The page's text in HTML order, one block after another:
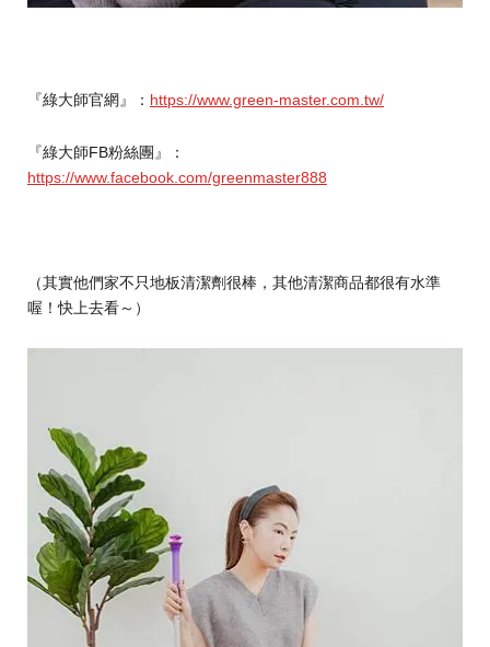
『綠大師官網』： https://www.green-master.com.tw/
『綠大師FB粉絲團』：
https://www.facebook.com/greenmaster888
（其實他們家不只地板清潔劑很棒，其他清潔商品都很有水準
喔！快上去看～）